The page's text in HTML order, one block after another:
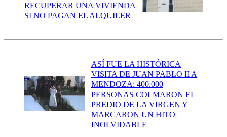
RECUPERAR UNA VIVIENDA
SI NO PAGAN EL ALQUILER
ASÍ FUE LA HISTÓRICA
VISITA DE JUAN PABLO II A
MENDOZA: 400.000
PERSONAS COLMARON EL
PREDIO DE LA VIRGEN Y
MARCARON UN HITO
INOLVIDABLE